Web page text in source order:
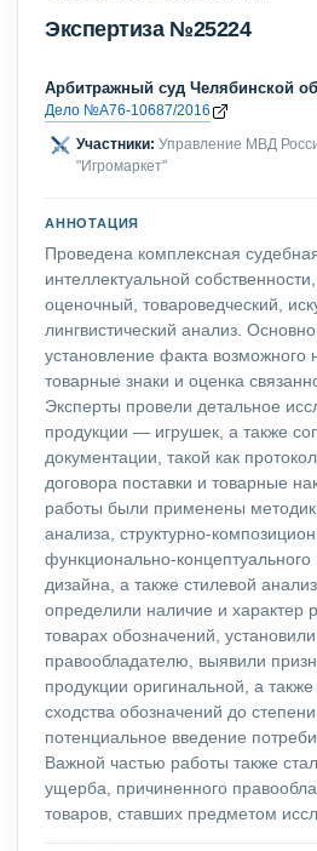
Экспертиза №25224
Арбитражный суд Челябинской
Дело №А76-10687/2016
Участники: Управление МВД
"Игромаркет"
АННОТАЦИЯ
Проведена комплексная
интеллектуальной
оценочный, товароведческий,
лингвистический анализ.
установление факта
товарные знаки и оценка
Эксперты провели детальное
продукции — игрушек, а также
документации, такой как
договора поставки и товарные
работы были применены
анализа, структурно-
функционально-концептуального
дизайна, а также стилевой
определили наличие и характер
товарах обозначений,
правообладателю, выявили
продукции оригинальной, а
сходства обозначений до
потенциальное введение
Важной частью работы также
ущерба, причиненного
товаров, ставших предметом